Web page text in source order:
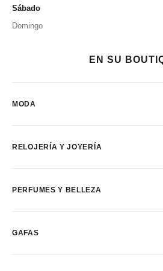
Sábado
Domingo
EN SU
MODA
RELOJERÍA Y JOYERÍA
PERFUMES Y BELLEZA
GAFAS